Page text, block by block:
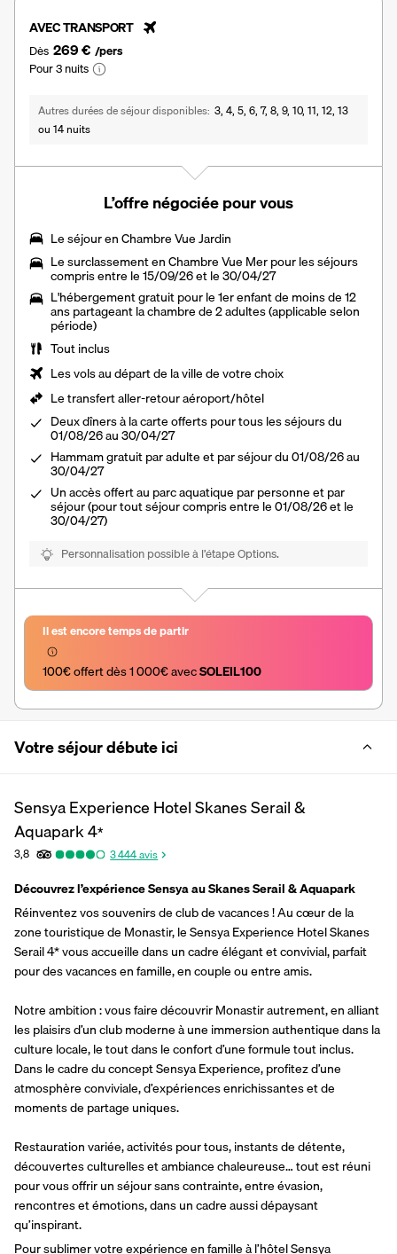
AVEC TRANSPORT
Dès 269 € /pers
Pour 3 nuits
Autres durées de séjour disponibles 3, 4, 5, 6, 7, 8, 9, 10, 11, 12, 13
ou 14 nuits
L’offre négociée pour vous
Le séjour en Chambre Vue Jardin
Lesurclassement en Chambre Vue Merpour les séjours
compris entre le 15/09/26 et le 30/04/27
L'hébergement gratuit pour le 1er enfant de moins de 12
ans partageant la chambre de 2 adultes (applicable selon
période)
Tout inclus
Les vols au départ de la ville de votre choix
Letransfert aller-retour aéroport/hôtel
Deux dîners à la carte offerts pour tous les séjours du
01/08/26 au 30/04/27
Hammam gratuit par adulte et par séjour du 01/08/26 au
30/04/27
Un accès offert au parc aquatique par personne et par
séjour (pour tout séjour compris entre le 01/08/26 et le
30/04/27)
Personnalisation possible à l’étape Options.
Il est encore temps de partir
100€ offert dès 1 000€ avec SOLEIL100
Votre séjour débute ici
Sensya Experience Hotel Skanes Serail &
Aquapark4*
3,8 3 444avis
Découvrez l’expérience Sensya au Skanes Serail & Aquapark
Réinventez vos souvenirs de club de vacances ! Au cœur de la
zone touristique de Monastir, le Sensya Experience Hotel Skanes
Serail 4* vous accueille dans un cadre élégant et convivial, parfait
pour des vacances en famille, en couple ou entre amis.
Notre ambition : vous faire découvrir Monastir autrement, en alliant
les plaisirs d’un club moderne à une immersion authentique dans la
culture locale, le tout dans le confort d’une formule tout inclus.
Dans le cadre du concept Sensya Experience, profitez d’une
atmosphère conviviale, d’expériences enrichissantes et de
moments de partage uniques.
Restauration variée, activités pour tous, instants de détente,
découvertes culturelles et ambiance chaleureuse… tout est réuni
pour vous offrir un séjour sans contrainte, entre évasion,
rencontres et émotions, dans un cadre aussi dépaysant
qu’inspirant.
Pour sublimer votre expérience en famille à l’hôtel Sensya